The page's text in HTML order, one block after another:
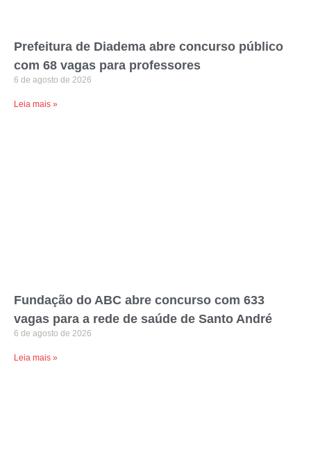
Prefeitura de Diadema abre concurso público
com 68 vagas para professores
6 de agosto de 2026
Leia mais »
Fundação do ABC abre concurso com 633
vagas para a rede de saúde de Santo André
6 de agosto de 2026
Leia mais »